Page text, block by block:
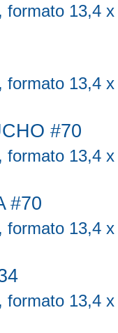
formato 13,4
formato 13,4
#70
formato 13,4
#70
formato 13,4
formato 13,4